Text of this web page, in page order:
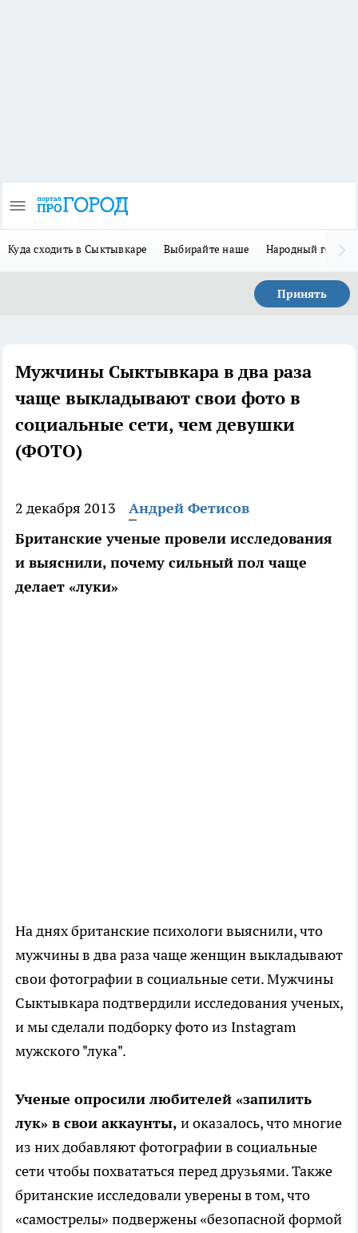
Куда сходить в Сыктывкаре Выбирайте наше Народный герой
Принять
Мужчины Сыктывкара в два раза
чаще выкладывают свои фото в
социальные сети, чем девушки
(ФОТО)
2 декабря 2013
Андрей Фетисов
Британские ученые провели исследования
и выяснили, почему сильный пол чаще
делает «луки»
На днях британские психологи выяснили, что
мужчины в два раза чаще женщин выкладывают
свои фотографии в социальные сети. Мужчины
Сыктывкара подтвердили исследования ученых,
и мы сделали подборку фото из Instagram
мужского "лука".
Ученые опросили любителей «запилить
лук» в свои аккаунты, и оказалось, что многие
из них добавляют фотографии в социальные
сети чтобы похвататься перед друзьями. Также
британские исследовали уверены в том, что
«самострелы» подвержены «безопасной формой